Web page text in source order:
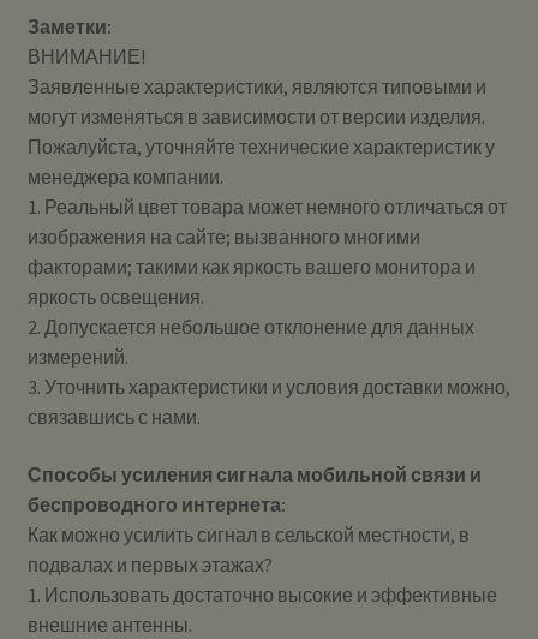
Заметки:
ВНИМАНИЕ!
Заявленные характеристики, являются типовыми и
могут изменяться в зависимости от версии изделия.
Пожалуйста, уточняйте технические характеристик у
менеджера компании.
1. Реальный цвет товара может немного отличаться от
изображения на сайте; вызванного многими
факторами; такими как яркость вашего монитора и
яркость освещения.
2. Допускается небольшое отклонение для данных
измерений.
3. Уточнить характеристики и условия доставки можно,
связавшись с нами.
Способы усиления сигнала мобильной связи и
беспроводного интернета:
Как можно усилить сигнал в сельской местности, в
подвалах и первых этажах?
1. Использовать достаточно высокие и эффективные
внешние антенны.